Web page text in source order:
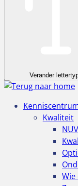
Verander
Kwaliteit